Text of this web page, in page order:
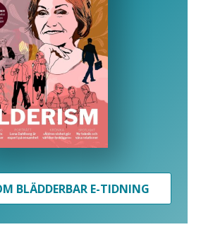
BLÄDDERBAR E-TIDNING